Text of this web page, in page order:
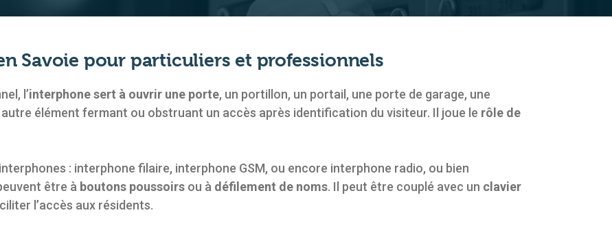
Savoie pour particuliers et professionnels
l’interphone sert à ouvrir une porte, un portillon, un portail, une porte de garage, une
élément fermant ou obstruant un accès après identification du visiteur. Il joue le rôle de
: interphone filaire, interphone GSM, ou encore interphone radio, ou bien
être à boutons poussoirs ou à défilement de noms. Il peut être couplé avec un clavier
l’accès aux résidents.